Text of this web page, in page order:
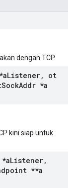
dengan TCP.
Listener,
ot
SockAddr *a
kini siap untuk
Listener,
**a